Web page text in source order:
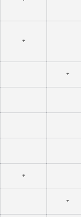
⁺
⁺
⁺
⁺